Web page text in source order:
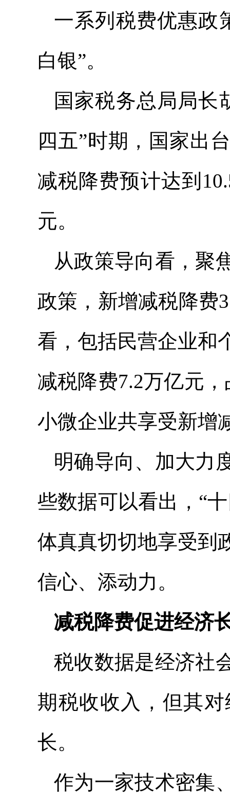
一系列税费优惠政
白银”。
国家税务总局局长
四五”时期，国家出
减税降费预计达到
元。
从政策导向看，聚
政策，新增减税降费
看，包括民营企业和
减税降费7.2万亿元
小微企业共享受新
明确导向、加大力
些数据可以看出，“
体真真切切地享受到
信心、添动力。
减税降费促进经济
税收数据是经济社
期税收收入，但其
长。
作为一家技术密集